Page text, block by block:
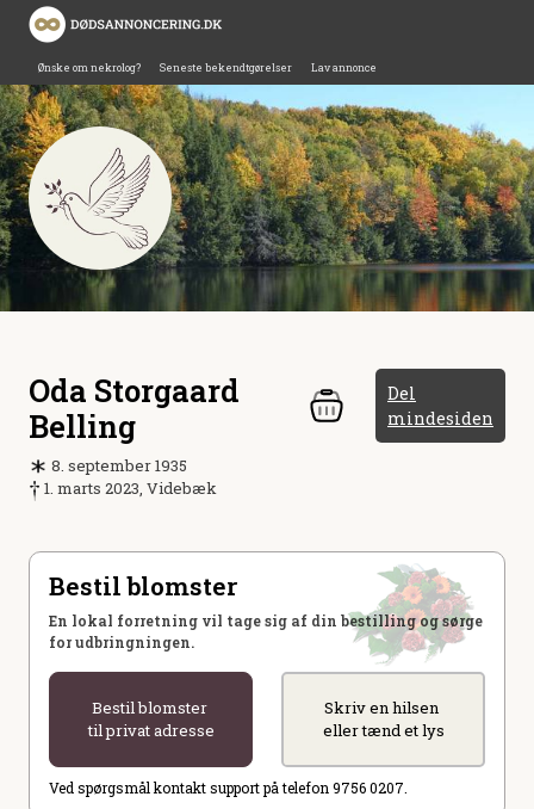
Ønske om nekrolog? Seneste bekendtgørelser Lav annonce
Oda Storgaard
Belling
Del
mindesiden
8. september 1935
1. marts 2023, Videbæk
Bestil blomster
En lokal forretning vil tage sig af din bestilling og sørge
for udbringningen.
Bestil blomster
til privat adresse
Skriv en hilsen
eller tænd et lys
Ved spørgsmål kontakt support på telefon 9756 0207.